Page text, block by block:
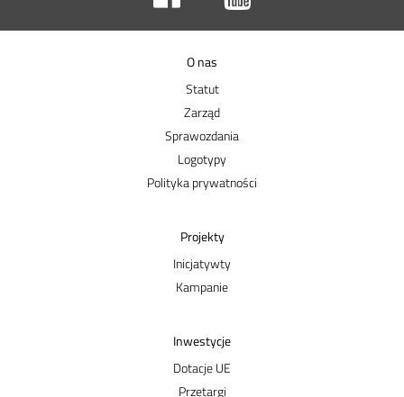
O nas
Statut
Zarząd
Sprawozdania
Logotypy
Polityka prywatności
Projekty
Inicjatywty
Kampanie
Inwestycje
Dotacje UE
Przetargi